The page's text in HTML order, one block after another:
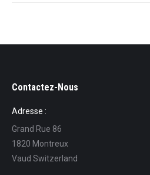
Contactez-Nous
Adresse :
Grand Rue 86
1820 Montreux
Vaud Switzerland